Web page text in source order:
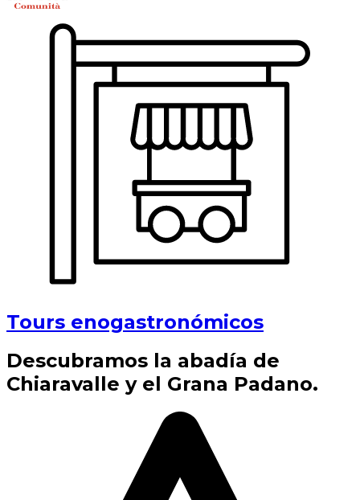
Tours enogastronómicos
Descubramos la abadía de
Chiaravalle y el Grana Padano.